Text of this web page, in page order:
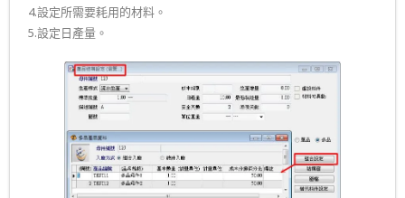
4.設定所需要耗用的材料。
5.設定日產量。